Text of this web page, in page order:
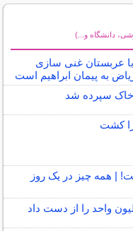
دانشگاه و...)
عربستان غنی سازی
به پیمان ابراهیم است
خاک سپرده شد
کشت
| همه چیز در یک روز